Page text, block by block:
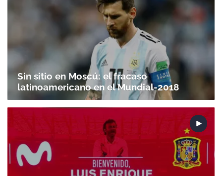
Sin sitio en Moscú: el fracaso
latinoamericano en el Mundial-2018